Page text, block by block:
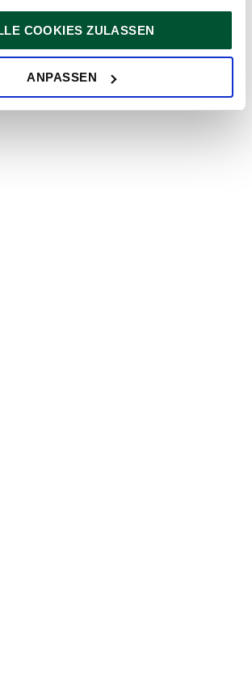
diese für den Betrieb unserer Website
sind. Für alle anderen Cookie-Typen
Ihre Einwilligung.
jederzeit in der
COOKIES ZULASSEN
ANPASSEN